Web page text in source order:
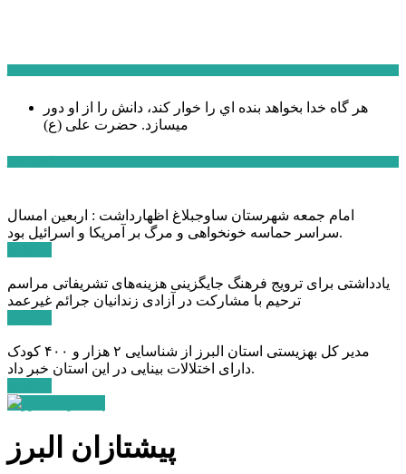
هر گاه خدا بخواهد بنده اي را خوار كند، دانش را از او دور
میسازد. حضرت علی (ع)
امام جمعه شهرستان ساوجبلاغ اظهارداشت : اربعین امسال
سراسر حماسه خونخواهی و مرگ بر آمریکا و اسرائیل بود.
یادداشتی برای ترویج فرهنگ جایگزینی هزینه‌های تشریفاتی مراسم
ترحیم با مشارکت در آزادی زندانیان جرائم غیرعمد
مدیر کل بهزیستی استان البرز از شناسایی ۲ هزار و ۴۰۰ کودک
دارای اختلالات بینایی در این استان خبر داد.
پیشتازان البرز